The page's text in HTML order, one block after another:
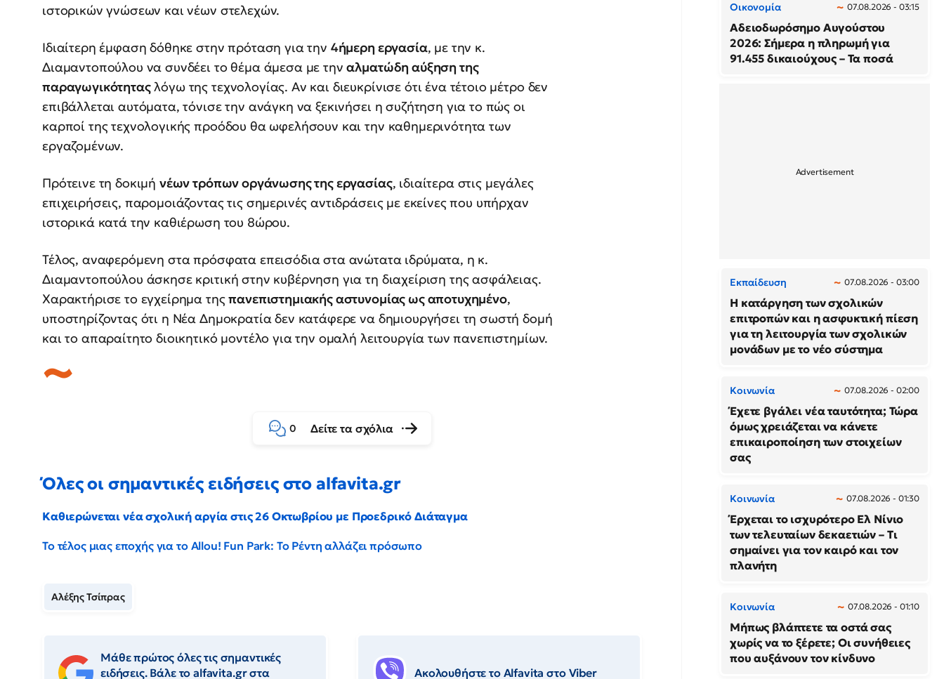
ιστορικών γνώσεων και νέων στελεχών.
Ιδιαίτερη έμφαση δόθηκε στην πρόταση για την 4ήμερη εργασία, με την κ.
Διαμαντοπούλου να συνδέει το θέμα άμεσα με τηναλματώδη αύξηση της
παραγωγικότηταςλόγω της τεχνολογίας. Αν και διευκρίνισε ότι ένα τέτοιο μέτρο δεν
επιβάλλεται αυτόματα, τόνισε την ανάγκη να ξεκινήσει η συζήτηση για το πώς οι
καρποί της τεχνολογικής προόδου θα ωφελήσουν και την καθημερινότητα των
εργαζομένων.
Πρότεινε τη δοκιμή νέων τρόπων οργάνωσης της εργασίας, ιδιαίτερα στις μεγάλες
επιχειρήσεις, παρομοιάζοντας τις σημερινές αντιδράσεις με εκείνες που υπήρχαν
ιστορικά κατά την καθιέρωση του 8ώρου.
Τέλος, αναφερόμενη στα πρόσφατα επεισόδια στα ανώτατα ιδρύματα, η κ.
Διαμαντοπούλου άσκησε κριτική στην κυβέρνηση για τη διαχείριση της ασφάλειας.
Χαρακτήρισε το εγχείρημα τηςπανεπιστημιακής αστυνομίας ως αποτυχημένο,
υποστηρίζοντας ότι η Νέα Δημοκρατία δεν κατάφερε να δημιουργήσει τη σωστή δομή
και το απαραίτητο διοικητικό μοντέλο για την ομαλή λειτουργία των πανεπιστημίων.
0 Δείτε τα σχόλια
Όλες οι σημαντικές ειδήσεις στο alfavita.gr
Καθιερώνεται νέα σχολική αργία στις 26 Οκτωβρίου με Προεδρικό Διάταγμα
Το τέλος μιας εποχής για το Allou! Fun Park: Το Ρέντη αλλάζει πρόσωπο
Αλέξης Τσίπρας
Μάθε πρώτος όλες τις σημαντικές
ειδήσεις. Βάλε το alfavita.gr στα
Ακολουθήστε το Αlfavita στο Viber
Οικονομία 07.08.2026 - 03:15
Αδειοδωρόσημο Αυγούστου
2026: Σήμερα η πληρωμή για
91.455 δικαιούχους – Τα ποσά
Εκπαίδευση 07.08.2026 - 03:00
Η κατάργηση των σχολικών
επιτροπών και η ασφυκτική πίεση
για τη λειτουργία των σχολικών
μονάδων με το νέο σύστημα
Κοινωνία 07.08.2026 - 02:00
Έχετε βγάλει νέα ταυτότητα; Τώρα
όμως χρειάζεται να κάνετε
επικαιροποίηση των στοιχείων
σας
Κοινωνία 07.08.2026 - 01:30
Έρχεται το ισχυρότερο Ελ Νίνιο
των τελευταίων δεκαετιών – Τι
σημαίνει για τον καιρό και τον
πλανήτη
Κοινωνία 07.08.2026 - 01:10
Μήπως βλάπτετε τα οστά σας
χωρίς να το ξέρετε; Οι συνήθειες
που αυξάνουν τον κίνδυνο